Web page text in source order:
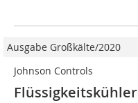
Ausgabe Großkälte/2020
Johnson Controls
Flüssigkeitskühler